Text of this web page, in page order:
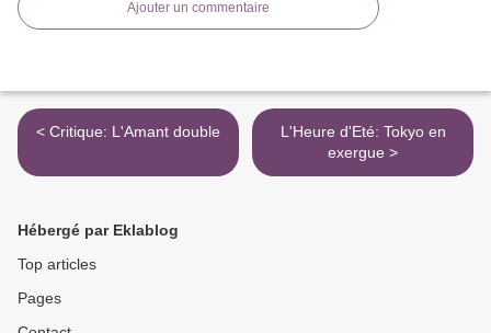
Ajouter un commentaire
< Critique: L'Amant double
L'Heure d'Eté: Tokyo en
exergue >
Hébergé par Eklablog
Top articles
Pages